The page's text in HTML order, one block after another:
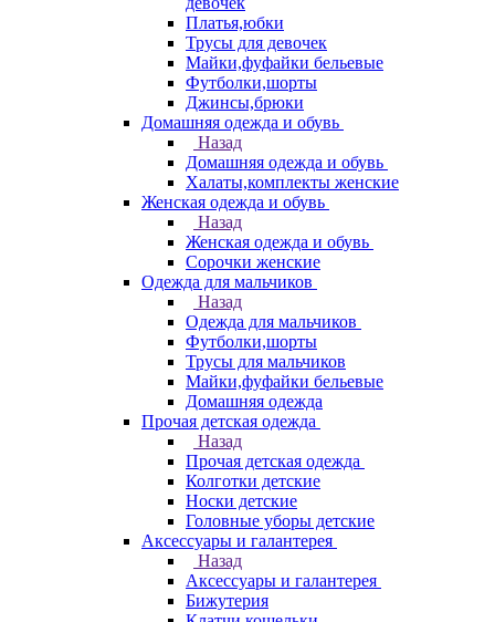
Платья,юбки
Трусы для девочек
Майки,фуфайки бельевые
Футболки,шорты
Джинсы,брюки
Домашняя одежда и обувь
Назад
Домашняя одежда и обувь
Халаты,комплекты женские
Женская одежда и обувь
Назад
Женская одежда и обувь
Сорочки женские
Одежда для мальчиков
Назад
Одежда для мальчиков
Футболки,шорты
Трусы для мальчиков
Майки,фуфайки бельевые
Домашняя одежда
Прочая детская одежда
Назад
Прочая детская одежда
Колготки детские
Носки детские
Головные уборы детские
Аксессуары и галантерея
Назад
Аксессуары и галантерея
Бижутерия